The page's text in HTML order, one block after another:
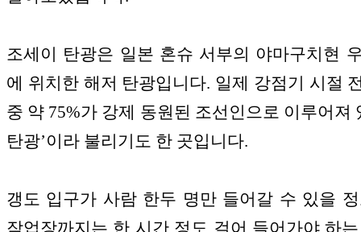
조세이 탄광은 일본 혼슈 서부의 야마구치현
에 위치한 해저 탄광입니다. 일제 강점기 시절
중 약 75%가 강제 동원된 조선인으로 이루어져
탄광’이라 불리기도 한 곳입니다.
갱도 입구가 사람 한두 명만 들어갈 수 있을